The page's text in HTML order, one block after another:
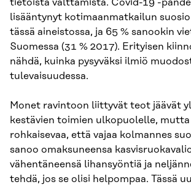
tietoista välttämistä. Covid-19 -
lisääntynyt kotimaanmatkailun suosio
tässä aineistossa, ja 65 % sanookin
Suomessa (31 % 2017). Erityisen
nähdä, kuinka pysyväksi ilmiö
tulevaisuudessa.
Monet ravintoon liittyvät teot jäävät
kestävien toimien ulkopuolelle, mutta
rohkaisevaa, että vajaa kolmannes
sanoo omaksuneensa
vähentäneensä lihansyöntiä ja
tehdä, jos se olisi helpompaa. Tässä